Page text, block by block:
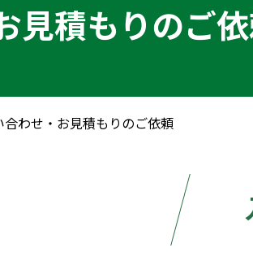
見積もりのご
わせ・お見積もりのご依頼